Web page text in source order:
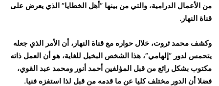
من الأعمال الدرامية، والتي من بينها “أهل الخطايا” الذي يعرض على
قناة النهار.
وكشف محمد ثروت، خلال حواره مع قناة النهار، أن الأمر الذي جعله
يتحمس لدور “إلهامي”، هذا الشخص البخيل للغاية، هو أن العمل ذاته
مكتوب بشكل رائع من قبل المؤلفين أحمد أنور ومحمد عبد القوي،
فضلا أن الدور مختلف كليا عن ما قدمه من قبل لذا استفزه فنيا.